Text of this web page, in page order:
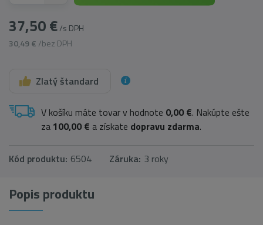
37,50 €/s DPH
30,49 € /bez DPH
Zlatý štandard
V košíku máte tovar v hodnote 0,00 €. Nakúpte ešte
za 100,00 € a získate dopravu zdarma.
Kód produktu: 6504 Záruka: 3 roky
Popis produktu